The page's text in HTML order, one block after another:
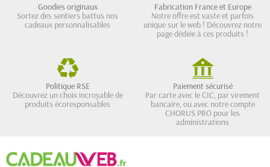
Goodies originaux
Sortez des sentiers battus nos
cadeaux personnalisables
Fabrication France et Europe
Notre offre est vaste et parfois
unique sur le web ! Découvrez notre
page dédiée à ces produits !
Politique RSE
Découvrez un choix incroyable de
produits écoresponsables
Paiement sécurisé
Par carte avec le CIC, par virement
bancaire, ou avec notre compte
CHORUS PRO pour les
administrations